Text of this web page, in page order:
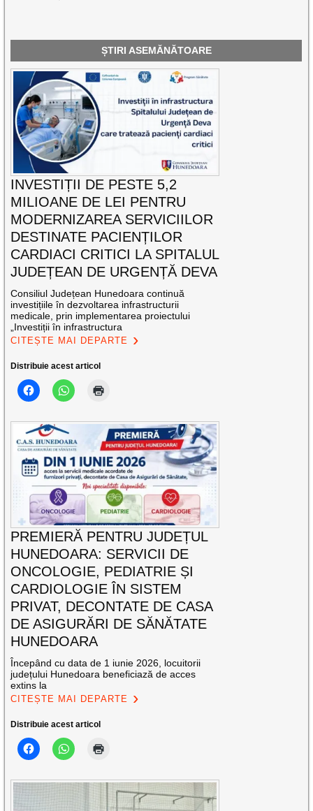
ȘTIRI ASEMĂNĂTOARE
INVESTIȚII DE PESTE 5,2
MILIOANE DE LEI PENTRU
MODERNIZAREA SERVICIILOR
DESTINATE PACIENȚILOR
CARDIACI CRITICI LA SPITALUL
JUDEȚEAN DE URGENȚĂ DEVA
Consiliul Județean Hunedoara continuă
investițiile în dezvoltarea infrastructurii
medicale, prin implementarea proiectului
„Investiții în infrastructura
CITEȘTE MAI DEPARTE
Distribuie acest articol
PREMIERĂ PENTRU JUDEȚUL
HUNEDOARA: SERVICII DE
ONCOLOGIE, PEDIATRIE ȘI
CARDIOLOGIE ÎN SISTEM
PRIVAT, DECONTATE DE CASA
DE ASIGURĂRI DE SĂNĂTATE
HUNEDOARA
Începând cu data de 1 iunie 2026, locuitorii
județului Hunedoara beneficiază de acces
extins la
CITEȘTE MAI DEPARTE
Distribuie acest articol